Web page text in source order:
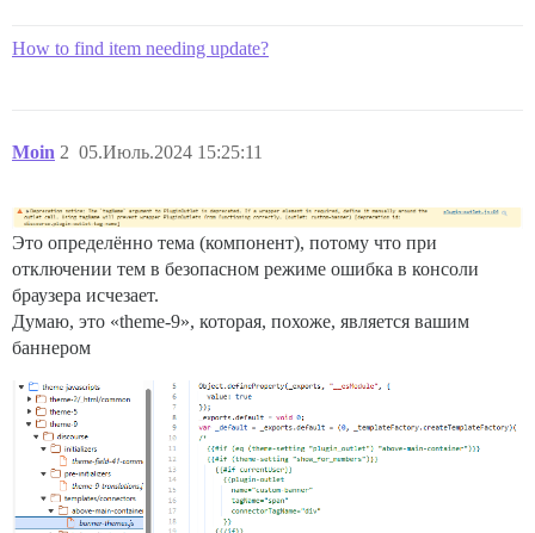
How to find item needing update?
Moin 05.Июль.2024 15:25:11
2
Это определённо тема (компонент), потому что при
отключении тем в безопасном режиме ошибка в консоли
браузера исчезает.
Думаю, это «theme-9», которая, похоже, является вашим
баннером